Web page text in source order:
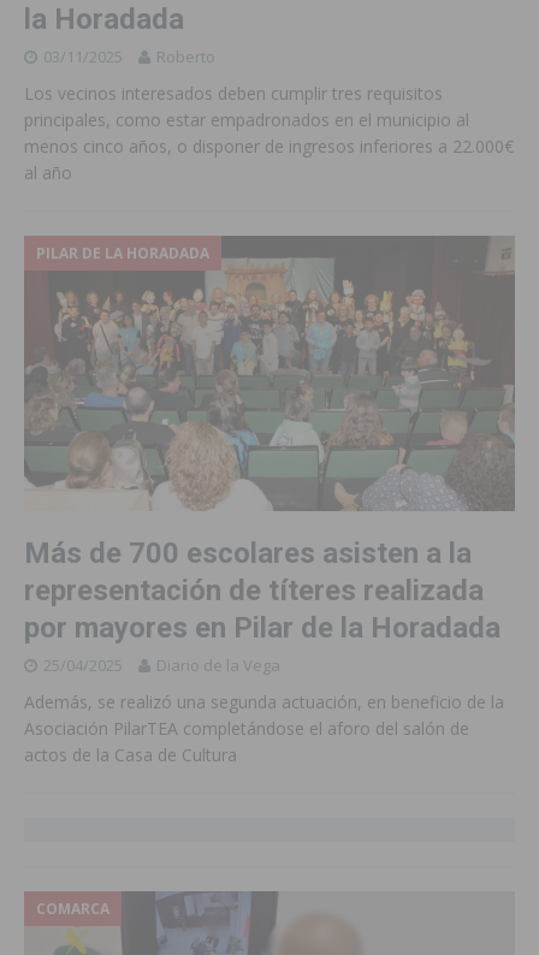
la Horadada
03/11/2025 Roberto
Los vecinos interesados deben cumplir tres requisitos
principales, como estar empadronados en el municipio al
menos cinco años, o disponer de ingresos inferiores a 22.000€
al año
PILAR DE LA HORADADA
Más de 700 escolares asisten a la
representación de títeres realizada
por mayores en Pilar de la Horadada
25/04/2025 Diario de la Vega
Además, se realizó una segunda actuación, en beneficio de la
Asociación PilarTEA completándose el aforo del salón de
actos de la Casa de Cultura
COMARCA